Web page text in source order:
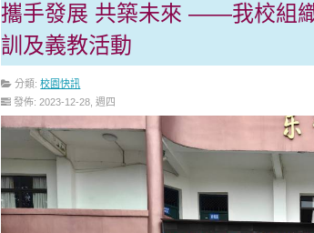
攜手發展 共築未來 ——我校組
訓及義教活動
分類:校園快訊
發佈: 2023-12-28, 週四